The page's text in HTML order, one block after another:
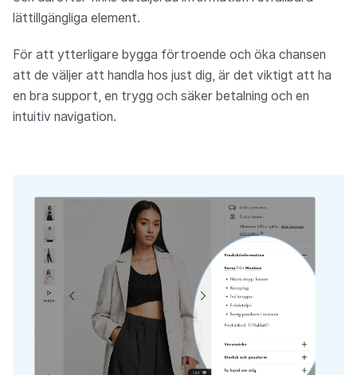
lättillgängliga element.
För att ytterligare bygga förtroende och öka chansen
att de väljer att handla hos just dig, är det viktigt att ha
en bra support, en trygg och säker betalning och en
intuitiv navigation.